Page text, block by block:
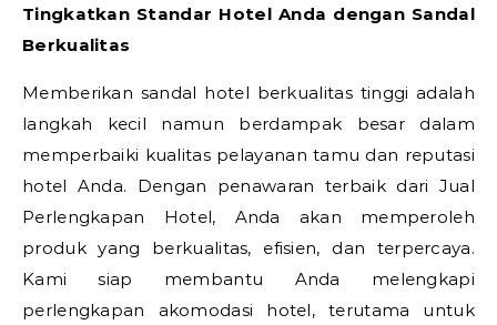
Tingkatkan Standar Hotel Anda dengan Sandal
Berkualitas
Memberikan sandal hotel berkualitas tinggi adalah
langkah kecil namun berdampak besar dalam
memperbaiki kualitas pelayanan tamu dan reputasi
hotel Anda. Dengan penawaran terbaik dari Jual
Perlengkapan Hotel, Anda akan memperoleh
produk yang berkualitas, efisien, dan terpercaya.
Kami siap membantu Anda melengkapi
perlengkapan akomodasi hotel, terutama untuk